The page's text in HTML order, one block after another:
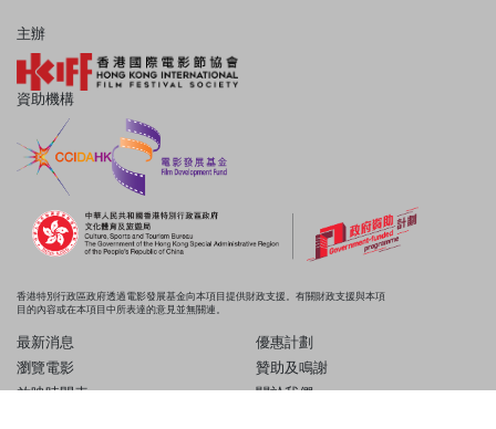
主辦
資助機構
香港特別行政區政府透過電影發展基金向本項目提供財政支援。有關財政支援與本項
目的內容或在本項目中所表達的意見並無關連。
最新消息
瀏覽電影
放映時間表
優惠計劃
贊助及鳴謝
關於我們